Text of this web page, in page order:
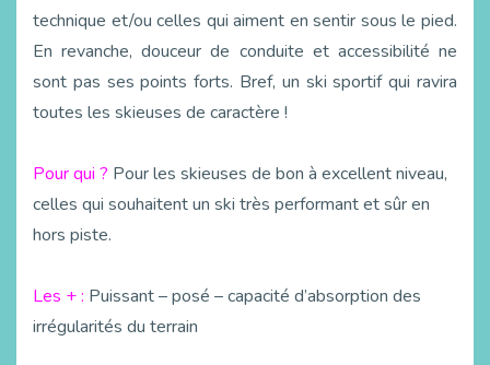
technique et/ou celles qui aiment en sentir sous le pied.
En revanche, douceur de conduite et accessibilité ne
sont pas ses points forts. Bref, un ski sportif qui ravira
toutes les skieuses de caractère !
Pour qui ? Pour les skieuses de bon à excellent niveau,
celles qui souhaitent un ski très performant et sûr en
hors piste.
Les + : Puissant – posé – capacité d’absorption des
irrégularités du terrain